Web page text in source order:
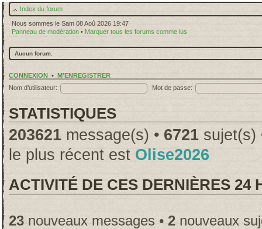
Index du forum
Nous sommes le Sam 08 Aoû 2026 19:47
Panneau de modération • Marquer tous les forums comme lus
Aucun forum.
CONNEXION • M’ENREGISTRER
Nom d’utilisateur:
Mot de passe:
STATISTIQUES
203621 message(s) • 6721 sujet(s)
le plus récent est Olise2026
ACTIVITÉ DE CES DERNIÈRES 24
23 nouveaux messages • 2 nouveaux